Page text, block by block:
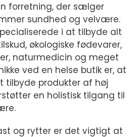
forretning, der sælger
sundhed og velvære.
i at tilbyde alt
økologiske fødevarer,
naturmedicin og meget
ved en helse butik er, at
tilbyde produkter af høj
en holistisk tilgang til
og rytter er det vigtigt at